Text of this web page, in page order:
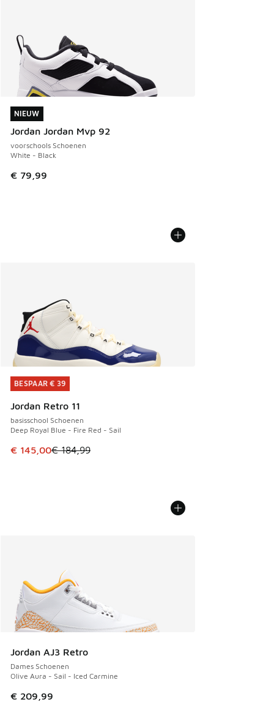
NIEUW
Jordan Jordan Mvp 92
voorschools Schoenen
White - Black
€ 79,99
NIEUW
BESPAAR € 39
Jordan Retro 11
basisschool Schoenen
Deep Royal Blue - Fire Red - Sail
Dit artikel is in de uitverkoop. Dit artikel is in de
€ 145,00€ 184,99
BESPAAR € 39
Jordan AJ3 Retro
Dames Schoenen
Olive Aura - Sail - Iced Carmine
€ 209,99